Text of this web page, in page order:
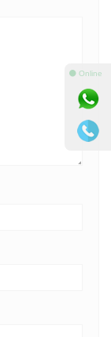
⚫ Online